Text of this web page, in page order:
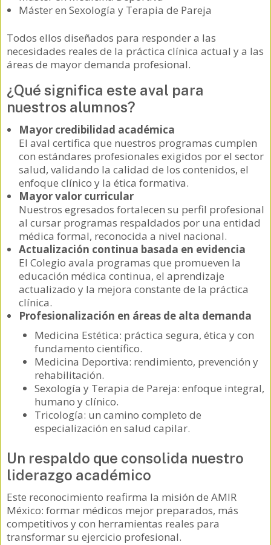
Máster en Sexología y Terapia de Pareja
Todos ellos diseñados para responder a las
necesidades reales de la práctica clínica actual y a las
áreas de mayor demanda profesional.
¿Qué significa este aval para
nuestros alumnos?
Mayor credibilidad académica
El aval certifica que nuestros programas cumplen
con estándares profesionales exigidos por el sector
salud, validando la calidad de los contenidos, el
enfoque clínico y la ética formativa.
Mayor valor curricular
Nuestros egresados fortalecen su perfil profesional
al cursar programas respaldados por una entidad
médica formal, reconocida a nivel nacional.
Actualización continua basada en evidencia
El Colegio avala programas que promueven la
educación médica continua, el aprendizaje
actualizado y la mejora constante de la práctica
clínica.
Profesionalización en áreas de alta demanda
Medicina Estética: práctica segura, ética y con
fundamento científico.
Medicina Deportiva: rendimiento, prevención y
rehabilitación.
Sexología y Terapia de Pareja: enfoque integral,
humano y clínico.
Tricología: un camino completo de
especialización en salud capilar.
Un respaldo que consolida nuestro
liderazgo académico
Este reconocimiento reafirma la misión de AMIR
México: formar médicos mejor preparados, más
competitivos y con herramientas reales para
transformar su ejercicio profesional.